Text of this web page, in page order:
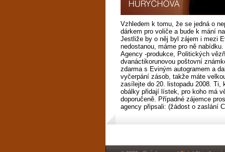
Vzhledem k tomu, že se jedná o
dárkem pro voliče a bude k mání
Jestliže by o něj byl zájem i mezi
nedostanou, máme pro ně
Agency -produkce, Politických
dvanáctikorunovou poštovní
zdarma s Eviným autogramem a
vyčerpání zásob, takže máte
zasílejte do 20. listopadu 2008.
obálky přidají lístek, pro koho má
doporučeně. Případné zájemce
agency připsali: (žádost o zaslání